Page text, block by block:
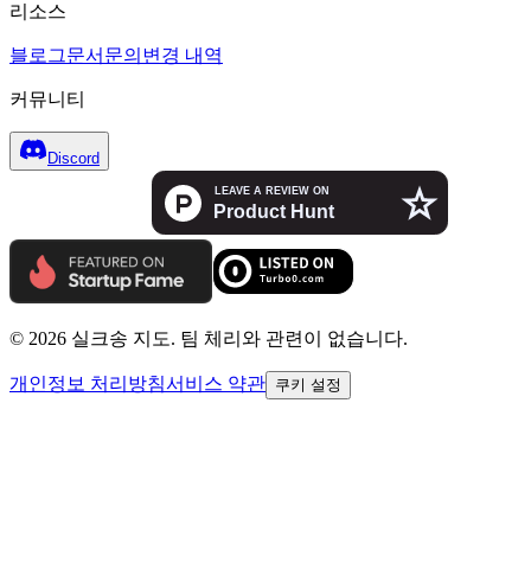
리소스
블로그문서 문의 변경 내역
커뮤니티
Discord
© 2026 실크송 지도. 팀 체리와 관련이 없습니다.
개인정보 처리방침서비스 약관 쿠키 설정